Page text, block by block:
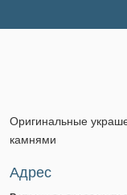
Оригинальные
камнями
Адрес